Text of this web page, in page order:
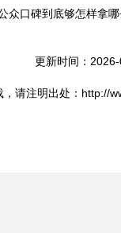
众口碑到底够怎样拿
更新时间：
，请注明出处：http://